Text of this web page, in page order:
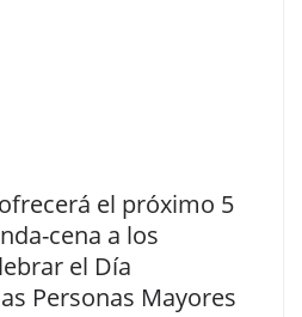
el próximo 5
cena a los
el Día
Personas Mayores